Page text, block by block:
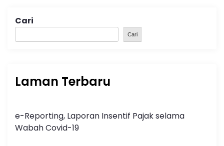
Cari
Cari
Laman Terbaru
e-Reporting, Laporan Insentif Pajak selama
Wabah Covid-19